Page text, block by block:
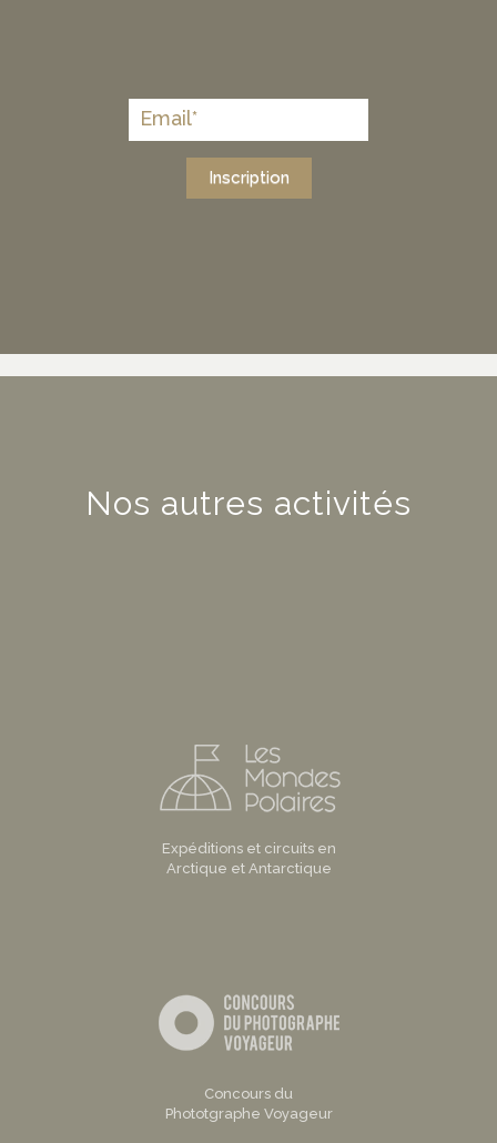
Inscription
Nos autres activités
Expéditions et circuits en
Arctique et Antarctique
Concours du
Phototgraphe Voyageur